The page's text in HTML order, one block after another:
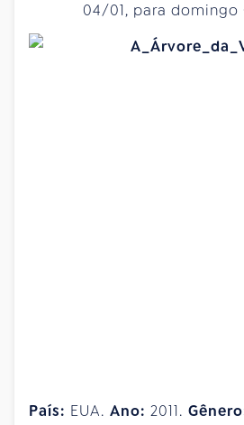
04/01, para domingo
País: EUA. Ano: 2011.